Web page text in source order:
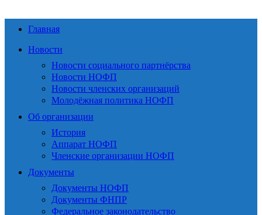
Главная
Новости
Новости социального партнёрства
Новости НОФП
Новости членских организаций
Молодёжная политика НОФП
Об организации
История
Аппарат НОФП
Членские организации НОФП
Документы
Документы НОФП
Документы ФНПР
Федеральное законодательство